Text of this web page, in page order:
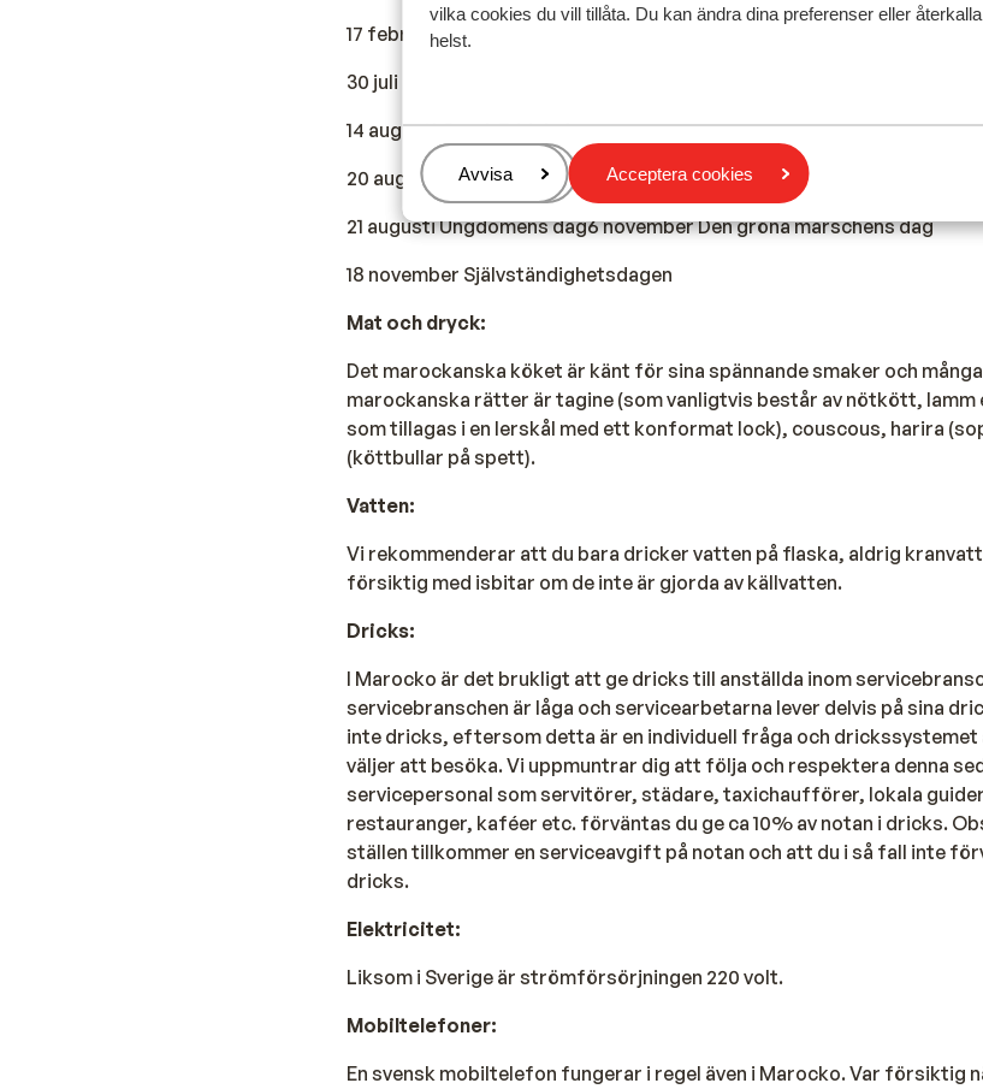
vilka cookies du vill tillåta. Du kan ändra dina preferenser eller
helst.
Hantera
Avvisa Acceptera cookies
17 februari till 19 mars Ramadan
30 juli Tronens fest
14 augusti Oued-Eddahab
20 augusti Kungens och revolutionens dag
21 augusti Ungdomens dag6 november Den gröna marschens dag
18 november Självständighetsdagen
Mat och dryck:
Det marockanska köket är känt för sina spännande smaker och
marockanska rätter är tagine (som vanligtvis består av nötkött, lamm
som tillagas i en lerskål med ett konformat lock), couscous, harira
(köttbullar på spett).
Vatten:
Vi rekommenderar att du bara dricker vatten på flaska, aldrig
försiktig med isbitar om de inte är gjorda av källvatten.
Dricks:
I Marocko är det brukligt att ge dricks till anställda inom
servicebranschen är låga och servicearbetarna lever delvis på sina
inte dricks, eftersom detta är en individuell fråga och drickssystemet
väljer att besöka. Vi uppmuntrar dig att följa och respektera denna
servicepersonal som servitörer, städare, taxichaufförer, lokala guider
restauranger, kaféer etc. förväntas du ge ca 10% av notan i dricks.
ställen tillkommer en serviceavgift på notan och att du i så fall inte
dricks.
Elektricitet:
Liksom i Sverige är strömförsörjningen 220 volt.
Mobiltelefoner:
En svensk mobiltelefon fungerar i regel även i Marocko. Var försiktig